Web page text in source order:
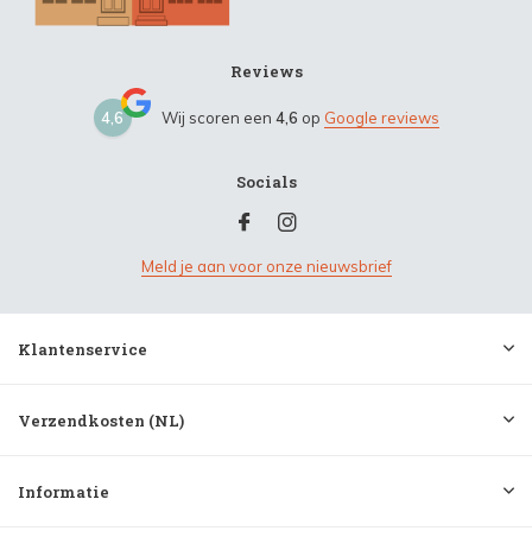
Reviews
4,6 Wij scoren een 4,6 op Google reviews
Socials
Meld je aan voor onze nieuwsbrief
Klantenservice
Verzendkosten (NL)
Informatie